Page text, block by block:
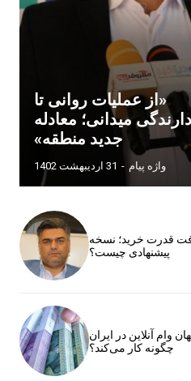
«از عملیات روانی تا
میدانی؛ معادله
جدید منطقه»
واژه پیام - 31 اردیبهشت 1402
قدرت خرید؛ نسخه
پیشنهادی چیست؟
وام آنلاین در ایران
چگونه کار می‌کند؟